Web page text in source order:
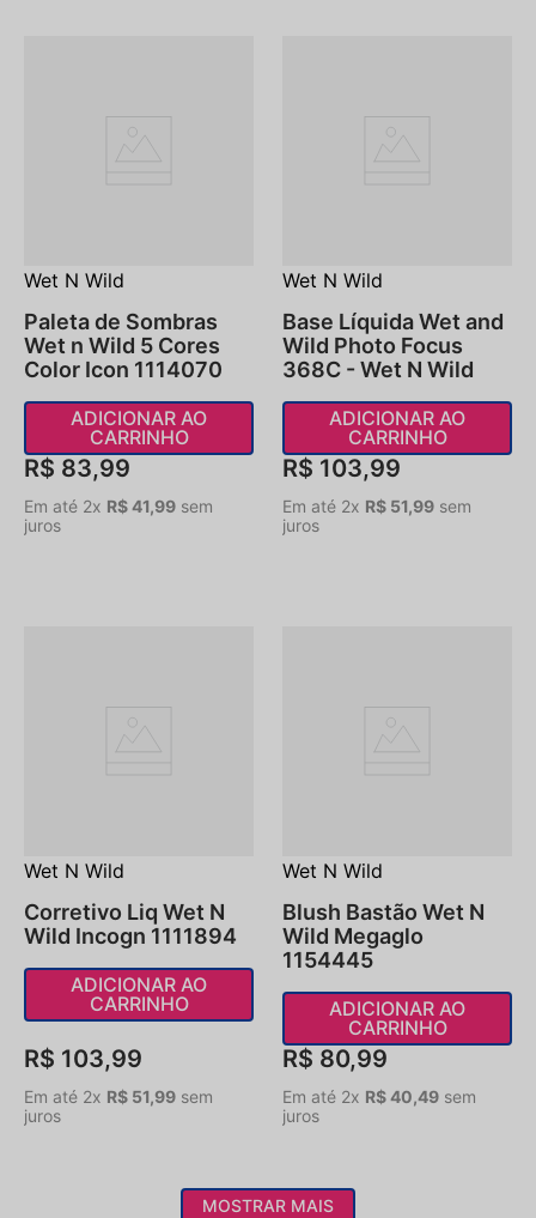
Wet N Wild
Paleta de Sombras
Wet n Wild 5 Cores
Color Icon 1114070
ADICIONAR AO
CARRINHO
R$ 83,99
Em até 2x R$41,99 sem
juros
Wet N Wild
Base Líquida Wet and
Wild Photo Focus
368C - Wet N Wild
ADICIONAR AO
CARRINHO
R$ 103,99
Em até 2x R$ 51,99 sem
juros
Wet N Wild
Corretivo Liq Wet N
Wild Incogn 1111894
ADICIONAR AO
CARRINHO
R$ 103,99
Em até 2x R$ 51,99 sem
juros
Wet N Wild
Blush Bastão Wet N
Wild Megaglo
1154445
ADICIONAR AO
CARRINHO
R$ 80,99
Em até 2x R$40,49 sem
juros
MOSTRAR MAIS